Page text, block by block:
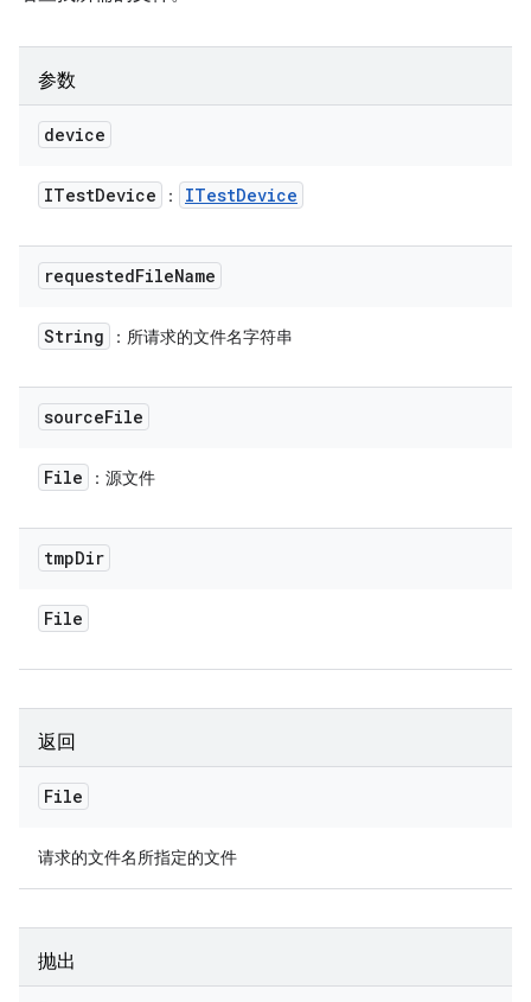
参数
device
ITestDevice ： ITestDevice
requestedFileName
String ：所请求的文件名字符串
sourceFile
File ：源文件
tmpDir
File
返回
File
请求的文件名所指定的文件
抛出